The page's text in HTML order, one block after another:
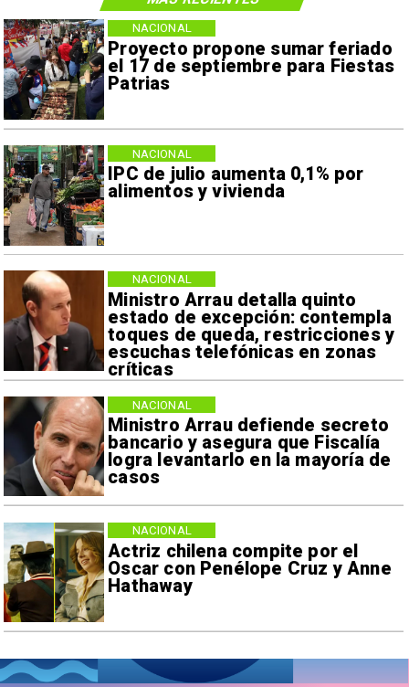
Proyecto propone sumar feriado
el 17 de septiembre para Fiestas
Patrias
NACIONAL
IPC de julio aumenta 0,1% por
alimentos y vivienda
NACIONAL
Ministro Arrau detalla quinto
estado de excepción: contempla
toques de queda, restricciones y
escuchas telefónicas en zonas
críticas
NACIONAL
Ministro Arrau defiende secreto
bancario y asegura que Fiscalía
logra levantarlo en la mayoría de
casos
NACIONAL
Actriz chilena compite por el
Oscar con Penélope Cruz y Anne
Hathaway
NACIONAL